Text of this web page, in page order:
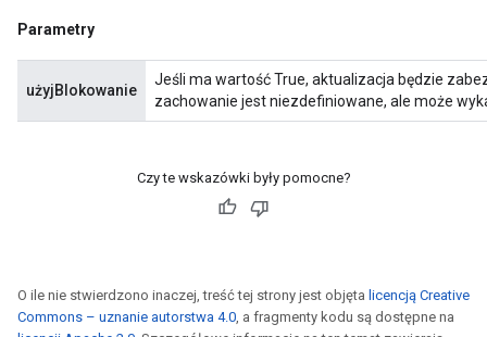
Parametry
użyjBlokowanie
Jeśli ma wartość True, aktualizacja będzie
zachowanie jest niezdefiniowane, ale może
Czy te wskazówki były pomocne?
O ile nie stwierdzono inaczej, treść tej strony jest objęta licencją Creative
Commons – uznanie autorstwa 4.0, a fragmenty kodu są dostępne na